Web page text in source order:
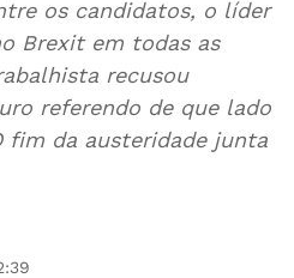
os candidatos, o líder
Brexit em todas as
recusou
referendo de que lado
fim da austeridade junta